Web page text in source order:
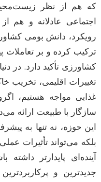
که هم از نظر
اجتماعی عادلانه و هم
رویکرد، دانش بومی
ترکیب کرده و بر تعاملات
کشاورزی تأکید دارد. در
تغییرات اقلیمی، تخریب
غذایی مواجه هستیم،
سازگار با طبیعت ارائه
این حوزه، نه تنها به
بلکه می‌تواند تأثیرات
آینده‌ای پایدارتر
جدیدترین و